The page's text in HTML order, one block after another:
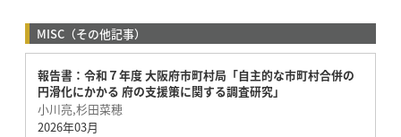
MISC（その他記事）
報告書：令和７年度 大阪府市町村局「自主的な市町村合併の
円滑化にかかる 府の支援策に関する調査研究」
小川亮,杉田菜穂
2026年03月